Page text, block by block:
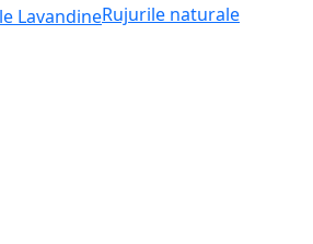
Rujurile naturale